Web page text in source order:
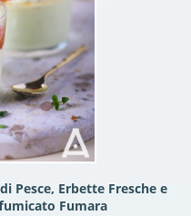
Pesce, Erbette Fresche e
Fumara